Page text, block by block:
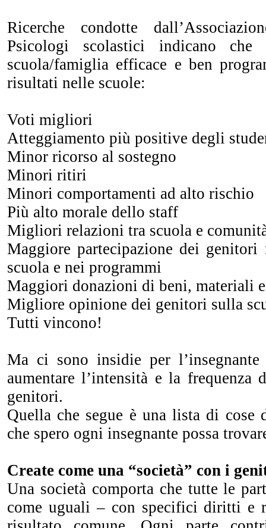
Ricerche condotte
Psicologi scolastici indicano che
scuola/famiglia efficace e ben
risultati nelle scuole:
Voti migliori
Atteggiamento più positive degli
Minor ricorso al sostegno
Minori ritiri
Minori comportamenti ad alto rischio
Più alto morale dello staff
Migliori relazioni tra scuola e
Maggiore partecipazione dei
scuola e nei programmi
Maggiori donazioni di beni, materiali
Migliore opinione dei genitori sulla
Tutti vincono!
Ma ci sono insidie per
aumentare l’intensità e la
genitori.
Quella che segue è una lista di cose
che spero ogni insegnante possa
Create come una “società” con i
Una società comporta che tutte le
come uguali – con specifici diritti e